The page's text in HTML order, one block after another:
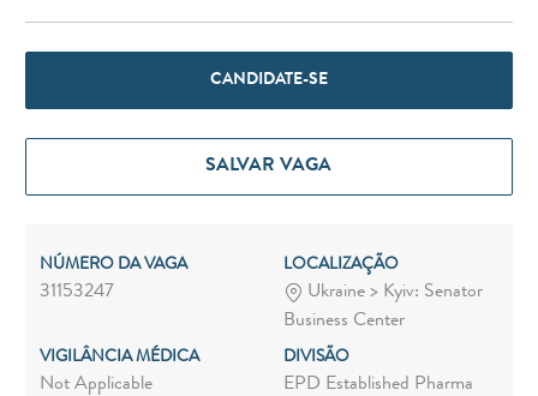
CANDIDATE-SE
SALVAR VAGA
NÚMERO DA VAGA
31153247
LOCALIZAÇÃO
Ukraine > Kyiv: Senator
Business Center
VIGILÂNCIA MÉDICA
Not Applicable
DIVISÃO
EPD Established Pharma